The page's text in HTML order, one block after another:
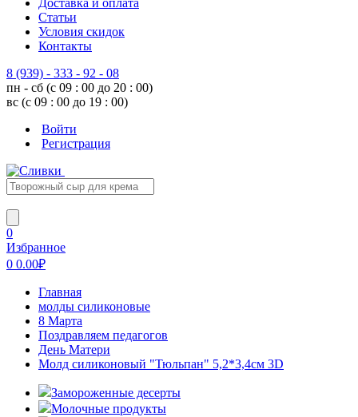
Доставка и оплата
Статьи
Условия скидок
Контакты
8 (939) - 333 - 92 - 08
пн - сб (с 09 : 00 до 20 : 00)
вс (с 09 : 00 до 19 : 00)
Войти
Регистрация
0
Избранное
0 0.00₽
Главная
молды силиконовые
8 Марта
Поздравляем педагогов
День Матери
Молд силиконовый "Тюльпан" 5,2*3,4см 3D
Замороженные десерты
Молочные продукты